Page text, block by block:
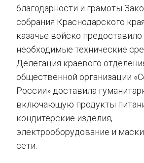
благодарности и грамоты
собрания Краснодарского
казачье войско предоставило
необходимые технические
Делегация краевого
общественной организации
России» доставила
включающую продукты
кондитерские изделия,
электрооборудование и
сети.